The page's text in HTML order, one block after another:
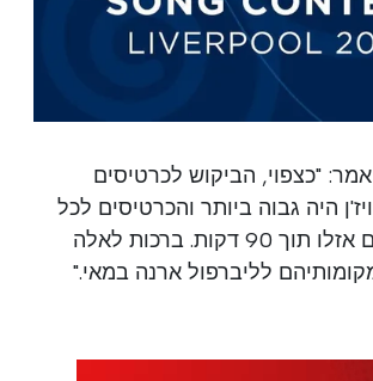
אמר: "כצפוי, הביקוש לכרטיסים
היה גבוה ביותר והכרטיסים לכל
תשעת המופעים אזלו תוך 90 דקות. ברכות לאלה
לליברפול ארנה במאי."